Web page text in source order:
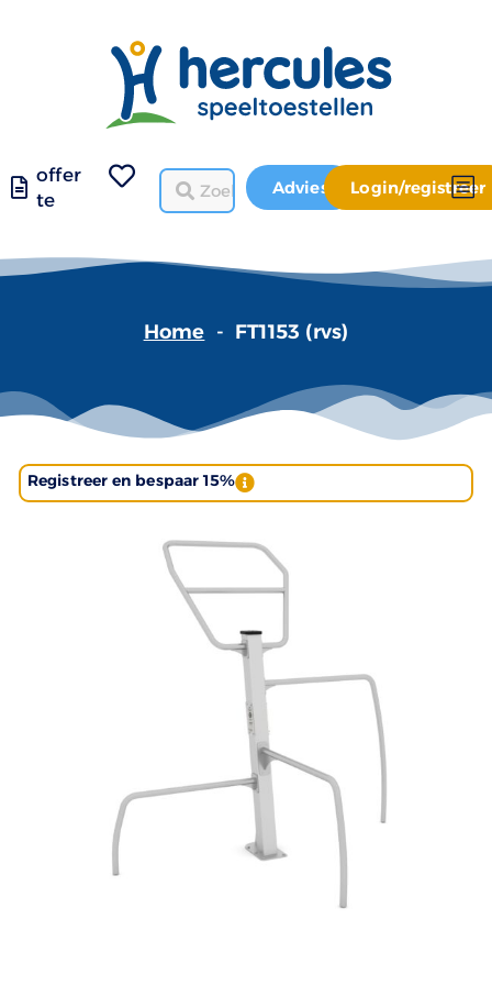
offer
te
Advies Login/registreer
Home - FT1153 (rvs)
Registreer en bespaar 15%